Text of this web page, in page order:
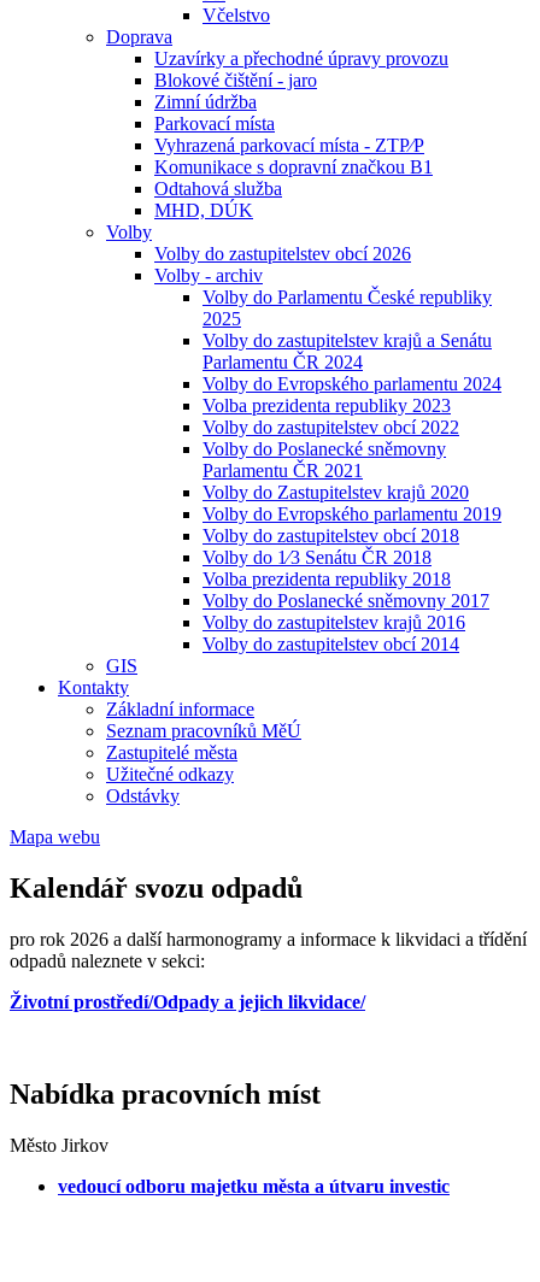
Včelstvo
Doprava
Uzavírky a přechodné úpravy provozu
Blokové čištění - jaro
Zimní údržba
Parkovací místa
Vyhrazená parkovací místa - ZTP⁄P
Komunikace s dopravní značkou B1
Odtahová služba
MHD, DÚK
Volby
Volby do zastupitelstev obcí 2026
Volby - archiv
Volby do Parlamentu České republiky
2025
Volby do zastupitelstev krajů a Senátu
Parlamentu ČR 2024
Volby do Evropského parlamentu 2024
Volba prezidenta republiky 2023
Volby do zastupitelstev obcí 2022
Volby do Poslanecké sněmovny
Parlamentu ČR 2021
Volby do Zastupitelstev krajů 2020
Volby do Evropského parlamentu 2019
Volby do zastupitelstev obcí 2018
Volby do 1⁄3 Senátu ČR 2018
Volba prezidenta republiky 2018
Volby do Poslanecké sněmovny 2017
Volby do zastupitelstev krajů 2016
Volby do zastupitelstev obcí 2014
GIS
Kontakty
Základní informace
Seznam pracovníků MěÚ
Zastupitelé města
Užitečné odkazy
Odstávky
Mapa webu
Kalendář svozu odpadů
pro rok 2026 a další harmonogramy a informace k likvidaci a třídění
odpadů naleznete v sekci:
Životní prostředí/Odpady a jejich likvidace/
Nabídka pracovních míst
Město Jirkov
vedoucí odboru majetku města a útvaru investic